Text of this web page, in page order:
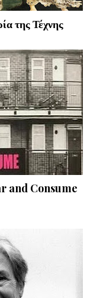
της Τέχνης
and Consume